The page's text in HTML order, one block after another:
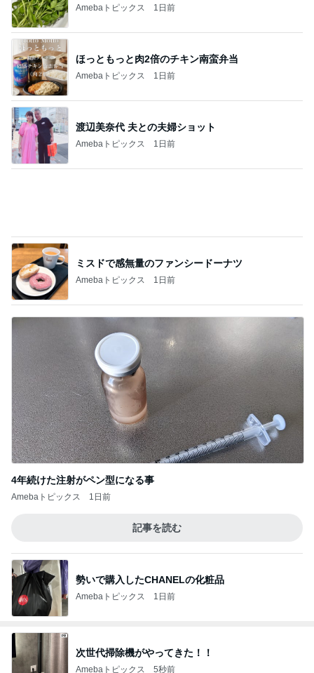
Amebaトピックス 1日前
渡辺美奈代 夫との夫婦ショット
Amebaトピックス 1日前
4年続けた注射がペン型になる事
Amebaトピックス 1日前
記事を読む
Amebaトピックス 1日前
次世代掃除機がやってきた！！
Amebaトピックス 5秒前
500円で当たった実用性抜群の巾着
Amebaトピックス 1日前